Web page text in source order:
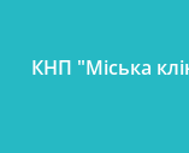
КНП "Міська